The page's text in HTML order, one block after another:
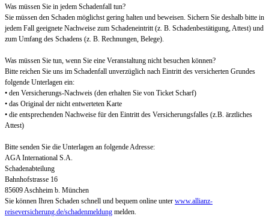
Was müssen Sie in jedem Schadenfall tun?
Sie müssen den Schaden möglichst gering halten und beweisen. Sichern Sie deshalb bitte in
jedem Fall geeignete Nachweise zum Schadeneintritt (z. B. Schadenbestätigung, Attest) und
zum Umfang des Schadens (z. B. Rechnungen, Belege).
Was müssen Sie tun, wenn Sie eine Veranstaltung nicht besuchen können?
Bitte reichen Sie uns im Schadenfall unverzüglich nach Eintritt des versicherten Grundes
folgende Unterlagen ein:
• den Versicherungs-Nachweis (den erhalten Sie von Ticket Scharf)
• das Original der nicht entwerteten Karte
• die entsprechenden Nachweise für den Eintritt des Versicherungsfalles (z.B. ärztliches
Attest)
Bitte senden Sie die Unterlagen an folgende Adresse:
AGA International S.A.
Schadenabteilung
Bahnhofstrasse 16
85609 Aschheim b. München
Sie können Ihren Schaden schnell und bequem online unter www.allianz-
reiseversicherung.de/schadenmeldung melden.